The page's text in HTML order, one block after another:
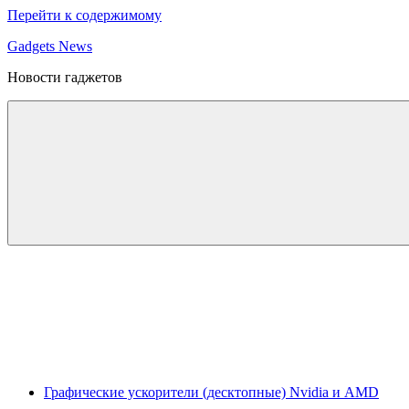
Перейти к содержимому
Gadgets News
Новости гаджетов
Графические ускорители (десктопные) Nvidia и AMD